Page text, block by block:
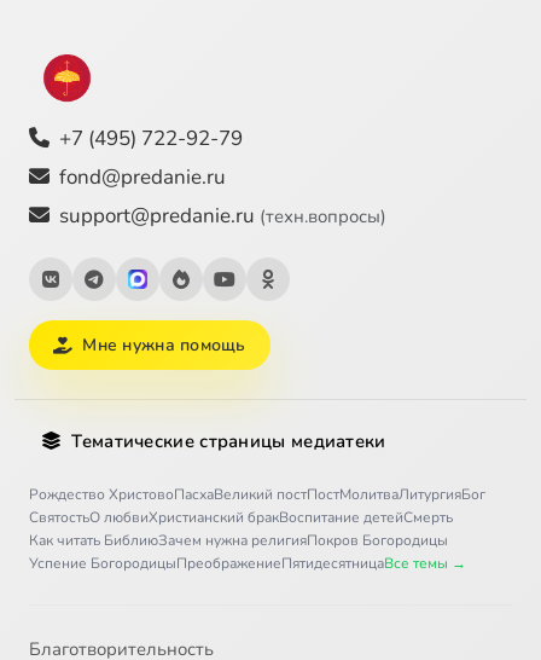
+7 (495) 722-92-79
fond@predanie.ru
support@predanie.ru (техн.вопросы)
Мне нужна помощь
Тематические страницы медиатеки
Рождество ХристовоПасхаВеликий постПостМолитваЛитургияБог
СвятостьО любвиХристианский бракВоспитание детейСмерть
Как читать БиблиюЗачем нужна религияПокров Богородицы
Успение БогородицыПреображениеПятидесятницаВсе темы →
Благотворительность